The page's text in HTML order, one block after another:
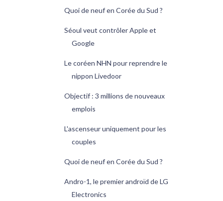
Quoi de neuf en Corée du Sud ?
Séoul veut contrôler Apple et
Google
Le coréen NHN pour reprendre le
nippon Livedoor
Objectif : 3 millions de nouveaux
emplois
L'ascenseur uniquement pour les
couples
Quoi de neuf en Corée du Sud ?
Andro-1, le premier androïd de LG
Electronics